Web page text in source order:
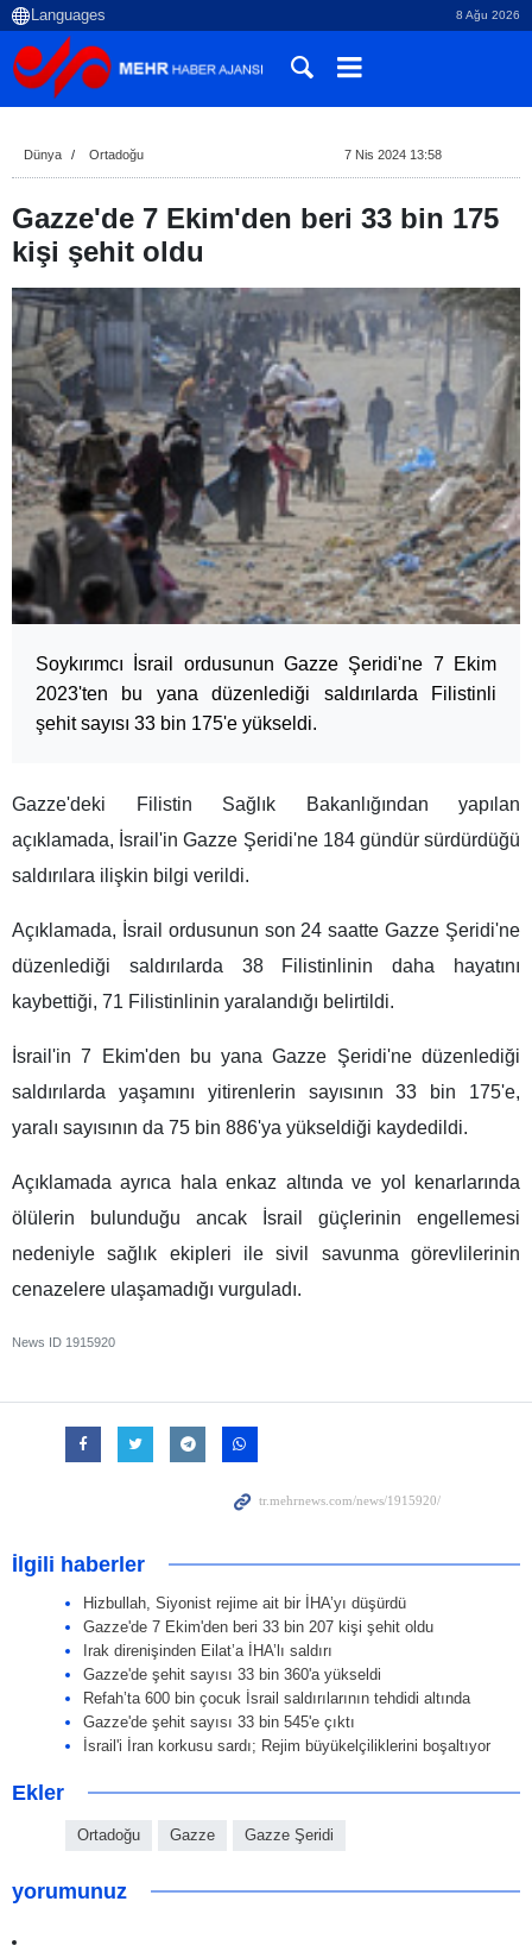
8 Ağu 2026
Dünya Ortadoğu 7 Nis 2024 13:58
Gazze'de 7 Ekim'den beri 33 bin 175
kişi şehit oldu
Soykırımcı İsrail ordusunun Gazze Şeridi'ne 7 Ekim
2023'ten bu yana düzenlediği saldırılarda Filistinli
şehit sayısı 33 bin 175'e yükseldi.
Gazze'deki Filistin Sağlık Bakanlığından yapılan
açıklamada, İsrail'in Gazze Şeridi'ne 184 gündür sürdürdüğü
saldırılara ilişkin bilgi verildi.
Açıklamada, İsrail ordusunun son 24 saatte Gazze Şeridi'ne
düzenlediği saldırılarda 38 Filistinlinin daha hayatını
kaybettiği, 71 Filistinlinin yaralandığı belirtildi.
İsrail'in 7 Ekim'den bu yana Gazze Şeridi'ne düzenlediği
saldırılarda yaşamını yitirenlerin sayısının 33 bin 175'e,
yaralı sayısının da 75 bin 886'ya yükseldiği kaydedildi.
Açıklamada ayrıca hala enkaz altında ve yol kenarlarında
ölülerin bulunduğu ancak İsrail güçlerinin engellemesi
nedeniyle sağlık ekipleri ile sivil savunma görevlilerinin
cenazelere ulaşamadığı vurguladı.
News ID 1915920
İlgili haberler
Hizbullah, Siyonist rejime ait bir İHA’yı düşürdü
Gazze'de 7 Ekim'den beri 33 bin 207 kişi şehit oldu
Irak direnişinden Eilat’a İHA’lı saldırı
Gazze'de şehit sayısı 33 bin 360'a yükseldi
Refah’ta 600 bin çocuk İsrail saldırılarının tehdidi altında
Gazze'de şehit sayısı 33 bin 545'e çıktı
İsrail'i İran korkusu sardı; Rejim büyükelçiliklerini boşaltıyor
Ekler
Ortadoğu Gazze Gazze Şeridi
yorumunuz